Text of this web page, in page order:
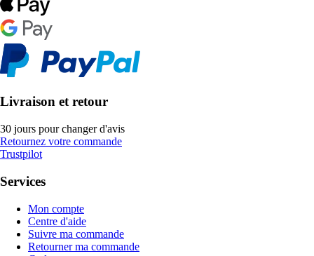
Livraison et retour
30 jours pour changer d'avis
Retournez votre commande
Trustpilot
Services
Mon compte
Centre d'aide
Suivre ma commande
Retourner ma commande